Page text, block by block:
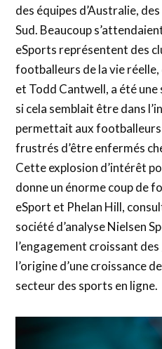
des équipes d’Australie,
Sud. Beaucoup
eSports représentent des
footballeurs de la vie
et Todd Cantwell, a été
si cela semblait être dans
permettait aux
frustrés d’être enfermés
Cette explosion d’intérêt
donne un énorme coup de
eSport et Phelan Hill,
société d’analyse Nielsen
l’engagement croissant des
l’origine d’une croissance
secteur des sports en ligne.